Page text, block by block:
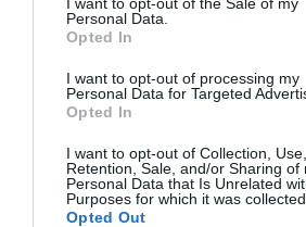
Personal Data.
Opted In
I want to opt-out of processing my
Personal Data for Targeted
Opted In
I want to opt-out of Collection, Use,
Retention, Sale, and/or Sharing of
Personal Data that Is Unrelated
Purposes for which it was collected.
Opted Out
lloguer d'oficines a
Barcelona són de
quadrats en tres